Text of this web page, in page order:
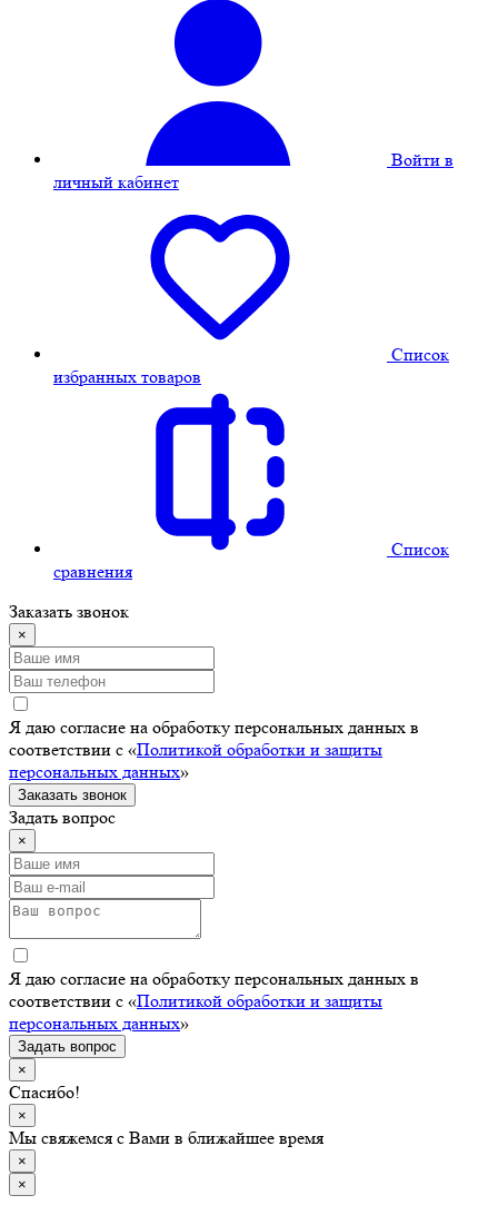
Войти в
личный кабинет
Cписок
избранных товаров
Cписок
сравнения
Заказать звонок
×
Я даю согласие на обработку персональных данных в
соответствии с «Политикой обработки и защиты
персональных данных»
Заказать звонок
Задать вопрос
×
Я даю согласие на обработку персональных данных в
соответствии с «Политикой обработки и защиты
персональных данных»
Задать вопрос
×
Спасибо!
×
Мы свяжемся с Вами в ближайшее время
×
×